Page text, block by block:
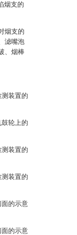
烟支的
烟支的
滤嘴泡
、烟棒
装置的
轮上的
装置的
装置的
面的示意
面的示意